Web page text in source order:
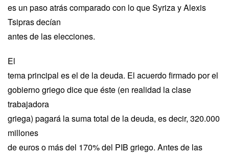
es un paso atrás comparado con lo que Syriza y Alexis
Tsipras decían
antes de las elecciones.
El
tema principal es el de la deuda. El acuerdo firmado por el
gobierno griego dice que éste (en realidad la clase
trabajadora
griega) pagará la suma total de la deuda, es decir, 320.000
millones
de euros o más del 170% del PIB griego. Antes de las